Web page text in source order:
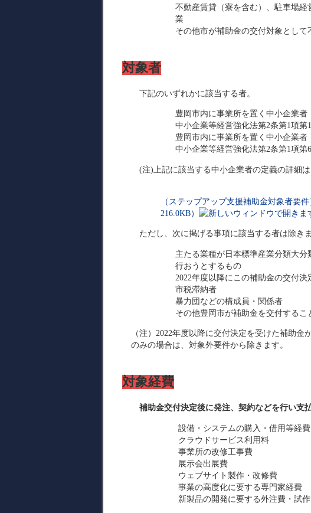
不動産賃貸（寮を含む）、駐車場
業
その他市が補助金の交付対象として
対象者
下記のいずれかに該当する者。
豊岡市内に事業所を置く中小企業者
中小企業等経営強化法第2条第1項第
豊岡市内に事業所を置く中小企業者
中小企業等経営強化法第2条第1項
(注)上記に該当する中小企業者の定義の詳細
（ステップアップ支援補助金対象者要
216.0KB）
ただし、次に掲げる事項に該当する者は除きま
主たる業種が日本標準産業分類大
行おうとするもの
2022年度以降にこの補助金の交付決
市税滞納者
暴力団などの構成員・関係者
その他豊岡市が補助金を交付する
（注）2022年度以降に交付決定を受けた補助
のみの場合は、対象外要件から除きます。
対象経費
補助金交付決定後に発注、契約などを行い支
設備・システムの購入・借用等経費
クラウドサービス利用料
事業所の改修工事費
展示会出展費
ウェブサイト製作・改修費
事業の高度化に要する専門家経費
新製品の開発に要する外注費・試